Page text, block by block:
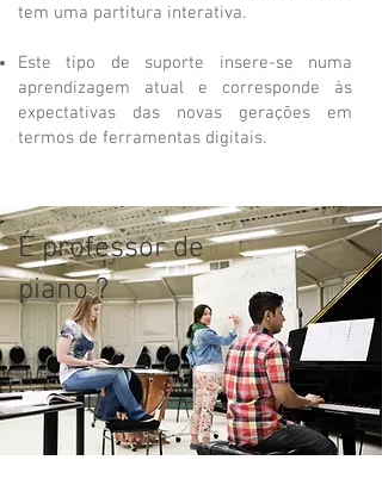
tem uma partitura interativa.
Este tipo de suporte insere-se numa
aprendizagem atual e corresponde às
expectativas das novas gerações em
termos de ferramentas digitais.
É professor de
piano ?